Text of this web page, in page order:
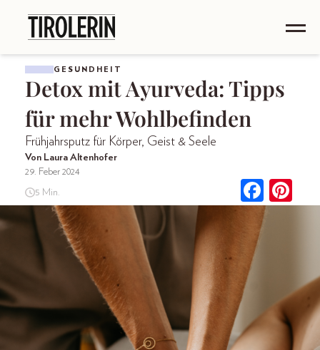
GESUNDHEIT
Detox mit Ayurveda: Tipps
für mehr Wohlbefinden
Frühjahrsputz für Körper, Geist & Seele
Von Laura Altenhofer
29. Feber 2024
5 Min.